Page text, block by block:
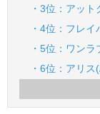
・3位：アット
・4位：フレイ
・5位：ワンラ
・6位：アリス